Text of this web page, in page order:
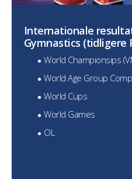
Internationale
Gymnastics (tidligere
World Championsips
World Age Group
World Cups
World Games
OL